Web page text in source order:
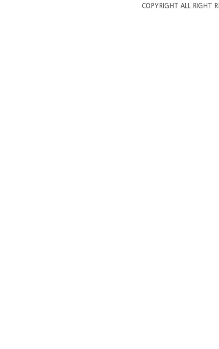
COPYRIGHT ALL RIGHT